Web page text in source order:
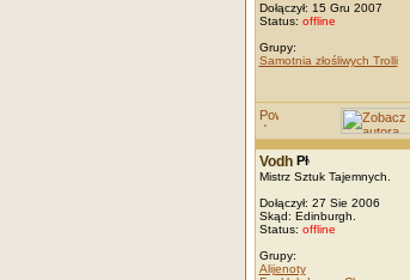
Dołączył: 15 Gru 2007
Status: offline
Grupy:
Samotnia złośliwych Trolli
Vodh
Mistrz Sztuk Tajemnych.
Dołączył: 27 Sie 2006
Skąd: Edinburgh.
Status: offline
Grupy:
Alijenoty